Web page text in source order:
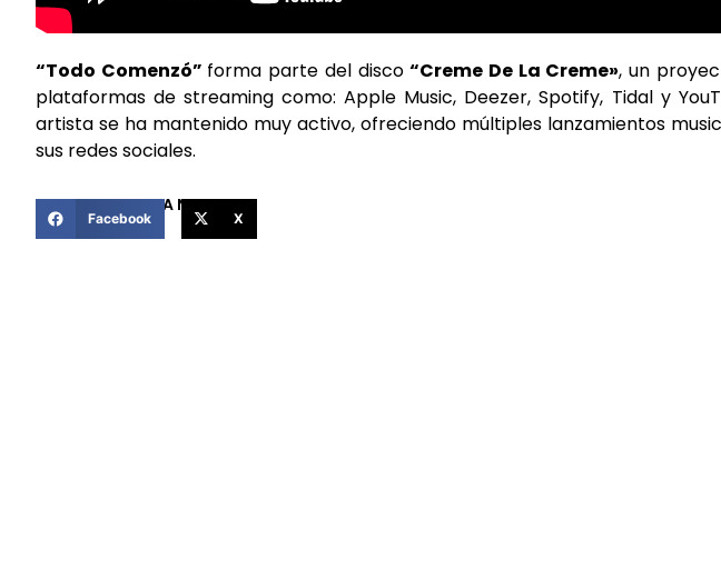
“Todo Comenzó” forma parte del disco“Creme De La Creme», un
plataformas de streaming como: Apple Music, Deezer, Spotify, Tidal y
artista se ha mantenido muy activo, ofreciendo múltiples lanzamientos
sus redes sociales.
COMPARTIR ESTA NOTICIA
Facebook X